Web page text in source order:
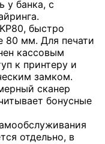
у банка, с
быстро
80 мм. Для печати
кассовым
к принтеру и
замком.
сканер
бонусные
отдельно, в